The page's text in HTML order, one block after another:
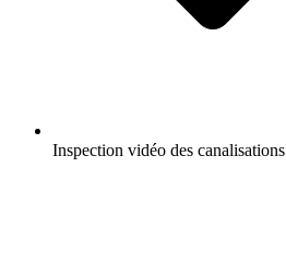
Inspection vidéo des canalisations